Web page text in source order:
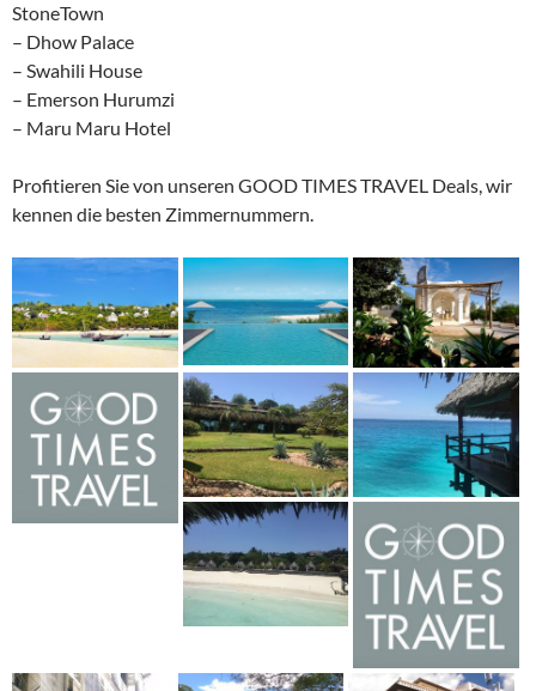
StoneTown
– Dhow Palace
– Swahili House
– Emerson Hurumzi
– Maru Maru Hotel
Profitieren Sie von unseren GOOD TIMES TRAVEL Deals, wir
kennen die besten Zimmernummern.